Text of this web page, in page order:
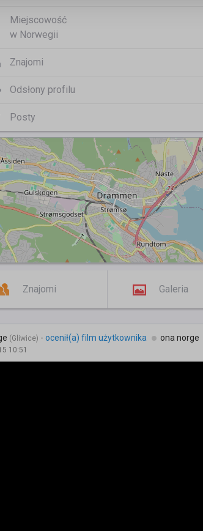
Miejscowość
w Norwegii
Znajomi
Odsłony profilu
Posty
Znajomi Galeria
(Gliwice) - ocenił(a) film użytkownika ona norge
10:51